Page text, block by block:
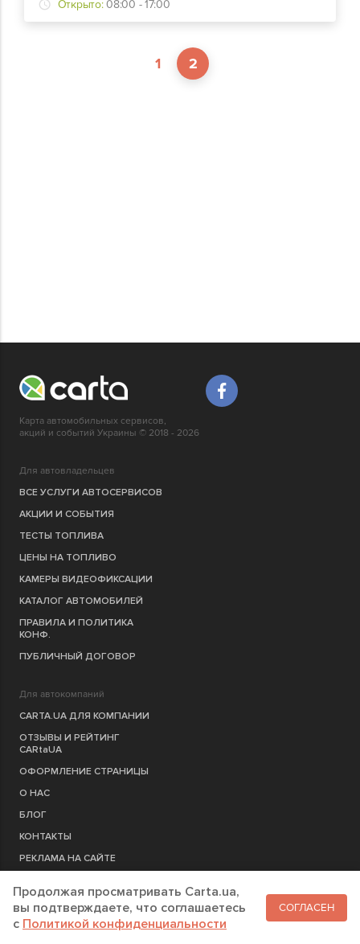
Открыто: 08:00 - 17:00
1 2
Карта автомобильных сервисов,
акций и событий Украины © 2018 - 2026
Для автовладельцев
ВСЕ УСЛУГИ АВТОСЕРВИСОВ
АКЦИИ И СОБЫТИЯ
ТЕСТЫ ТОПЛИВА
ЦЕНЫ НА ТОПЛИВО
КАМЕРЫ ВИДЕОФИКСАЦИИ
КАТАЛОГ АВТОМОБИЛЕЙ
ПРАВИЛА И ПОЛИТИКА
КОНФ.
ПУБЛИЧНЫЙ ДОГОВОР
Для автокомпаний
CARTA.UA ДЛЯ КОМПАНИИ
ОТЗЫВЫ И РЕЙТИНГ
CARtaUA
ОФОРМЛЕНИЕ СТРАНИЦЫ
О НАС
БЛОГ
КОНТАКТЫ
РЕКЛАМА НА САЙТЕ
РЕГИСТРАЦИЯ КОМПАНИЮ
Продолжая просматривать Carta.ua,
вы подтверждаете, что соглашаетесь
c Политикой конфиденциальности
СОГЛАСЕН